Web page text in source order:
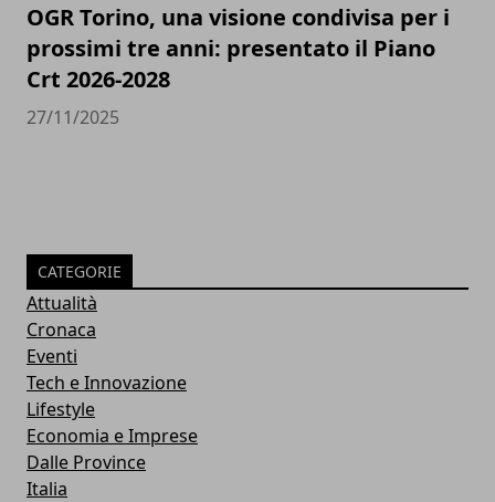
OGR Torino, una visione condivisa per i
prossimi tre anni: presentato il Piano
Crt 2026-2028
27/11/2025
CATEGORIE
Attualità
Cronaca
Eventi
Tech e Innovazione
Lifestyle
Economia e Imprese
Dalle Province
Italia